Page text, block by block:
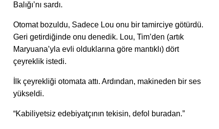
Balığı’nı sardı.
Otomat bozuldu, Sadece Lou onu bir tamirciye götürdü.
Geri getirdiğinde onu denedik. Lou, Tim’den (artık
Maryuana’yla evli olduklarına göre mantıklı) dört
çeyreklik istedi.
İlk çeyrekliği otomata attı. Ardından, makineden bir ses
yükseldi.
“Kabiliyetsiz edebiyatçının tekisin, defol buradan.”